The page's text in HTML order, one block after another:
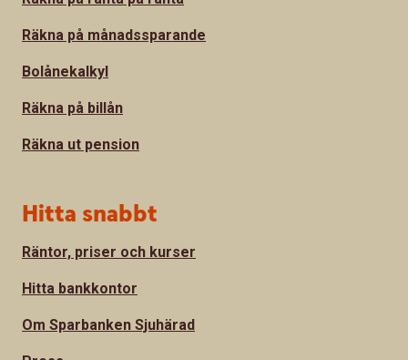
Räkna på månadssparande
Bolånekalkyl
Räkna på billån
Räkna ut pension
Hitta snabbt
Räntor, priser och kurser
Hitta bankkontor
Om Sparbanken Sjuhärad